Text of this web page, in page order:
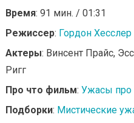
Время: 91 мин. / 01:31
Режиссер: Гордон Хесслер
Актеры: Винсент Прайс,
Ригг
Про что фильм: Ужасы
Подборки: Мистические